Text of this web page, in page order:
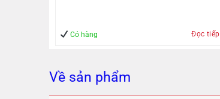
Có hàng Đọc tiếp
Về sản phẩm